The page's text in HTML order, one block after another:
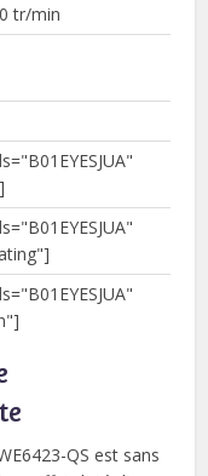
tr/min
QS est sans